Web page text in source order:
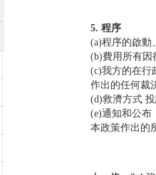
5. 程序
(a)程序的啟
(b)費用所有
(c)我方的在行
作出的任何
(d)救濟方式
(e)通知和公
本政策作出的